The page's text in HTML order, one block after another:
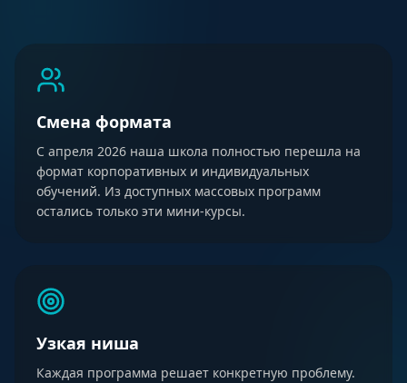
Смена формата
С апреля 2026 наша школа полностью перешла на
формат корпоративных и индивидуальных
обучений. Из доступных массовых программ
остались только эти мини-курсы.
Узкая ниша
Каждая программа решает конкретную проблему.